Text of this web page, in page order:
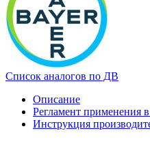
Список аналогов по ДВ
Описание
Регламент применения
Инструкция